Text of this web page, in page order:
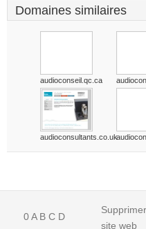
Domaines similaires
audioconseil.qc.ca
audioconsultants.co.uk
0A B C D
Supprimer
site web